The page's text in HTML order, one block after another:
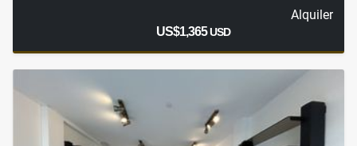
Alquiler
US$1,365USD